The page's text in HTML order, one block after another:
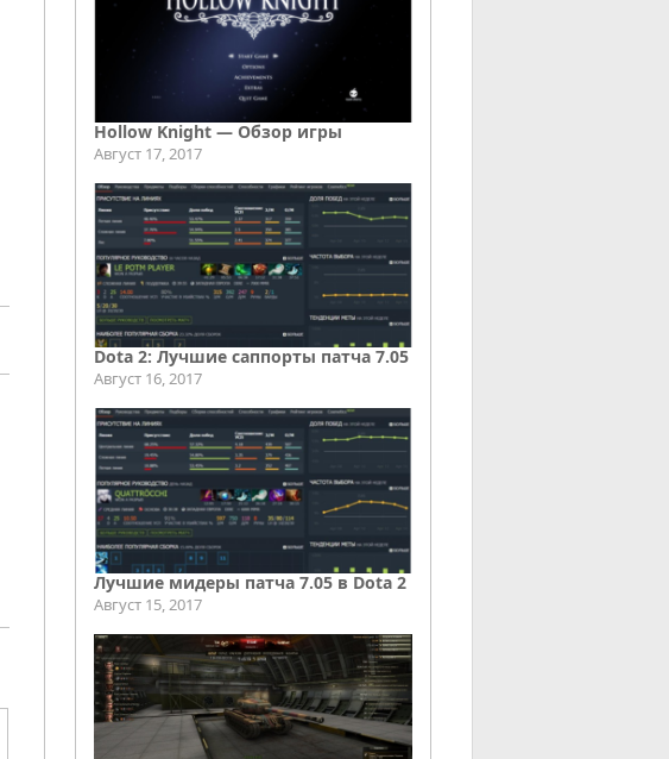
Hollow Knight — Обзор игры
Август 17, 2017
Dota 2: Лучшие саппорты патча 7.05
Август 16, 2017
Лучшие мидеры патча 7.05 в Dota 2
Август 15, 2017